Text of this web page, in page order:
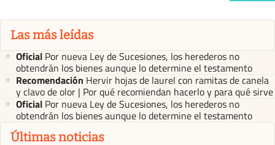
Las más leídas
Oficial Por nueva Ley de Sucesiones, los herederos no
obtendrán los bienes aunque lo determine el testamento
Recomendación Hervir hojas de laurel con ramitas de canela
y clavo de olor | Por qué recomiendan hacerlo y para qué sirve
Oficial Por nueva Ley de Sucesiones, los herederos no
obtendrán los bienes aunque lo determine el testamento
Últimas noticias